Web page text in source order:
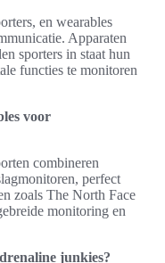
en wearables
Apparaten
sporters in staat hun
functies te monitoren
voor
combineren
perfect
zoals The North Face
monitoring en
junkies?